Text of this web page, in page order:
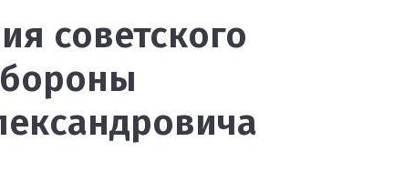
советского